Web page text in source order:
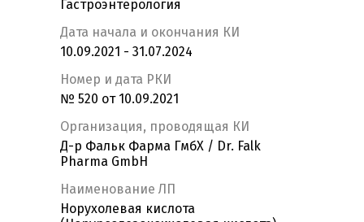
Гастроэнтерология
Дата начала и окончания КИ
10.09.2021 - 31.07.2024
Номер и дата РКИ
№ 520 от 10.09.2021
Организация, проводящая КИ
Д-р Фальк Фарма ГмбХ / Dr. Falk
Pharma GmbH
Наименование ЛП
Норухолевая кислота